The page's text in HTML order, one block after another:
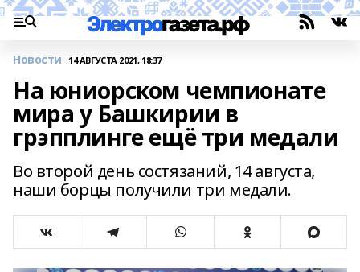
Новости 14 АВГУСТА 2021, 18:37
На юниорском чемпионате
мира у Башкирии в
грэпплинге ещё три медали
Во второй день состязаний, 14 августа,
наши борцы получили три медали.